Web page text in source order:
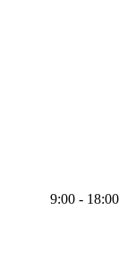
9:00 - 18:00